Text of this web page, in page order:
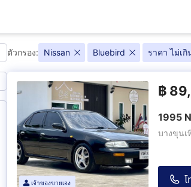
ตัวกรอง: Nissan Bluebird ราคา ไม่เ
เจ้าของขายเอง
฿
1995
บางขุนเ